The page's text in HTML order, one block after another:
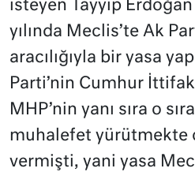
isteyen Tayyip
yılında Meclis’te Ak
aracılığıyla bir yasa
Parti’nin Cumhur
MHP’nin yanı sıra o
muhalefet yürütmekte
vermişti, yani yasa